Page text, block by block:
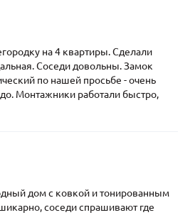
на 4 квартиры. Сделали
Соседи довольны. Замок
по нашей просьбе - очень
Монтажники работали быстро,
дом с ковкой и тонированным
соседи спрашивают где